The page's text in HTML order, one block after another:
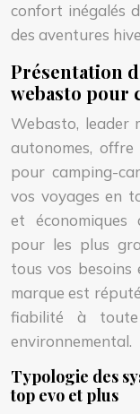
confort inégalés
des aventures
Présentation
webasto pour
Webasto, leader
autonomes,
pour camping-
vos voyages en
et économiques
pour les plus
tous vos besoins
marque est
fiabilité à
environnemental.
Typologie des
top evo et plus